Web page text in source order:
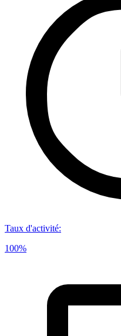
Taux d'activité:
100%